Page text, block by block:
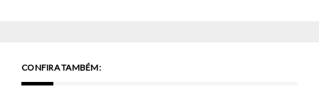
CONFIRA TAMBÉM: